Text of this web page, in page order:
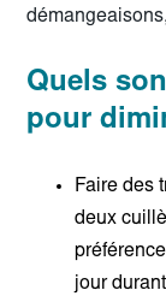
Quels
pour
Faire des
deux
jour